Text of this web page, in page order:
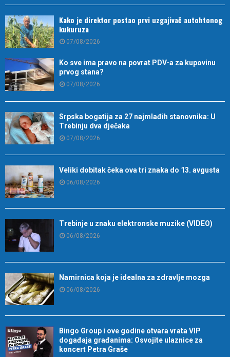
Kako je direktor postao prvi uzgajivač autohtonog
kukuruza
07/08/2026
Ko sve ima pravo na povrat PDV-a za kupovinu
prvog stana?
07/08/2026
Srpska bogatija za 27 najmlađih stanovnika: U
Trebinju dva dječaka
07/08/2026
Veliki dobitak čeka ova tri znaka do 13. avgusta
06/08/2026
Trebinje u znaku elektronske muzike (VIDEO)
06/08/2026
Namirnica koja je idealna za zdravlje mozga
06/08/2026
Bingo Group i ove godine otvara vrata VIP
događaja građanima: Osvojite ulaznice za
koncert Petra Graše